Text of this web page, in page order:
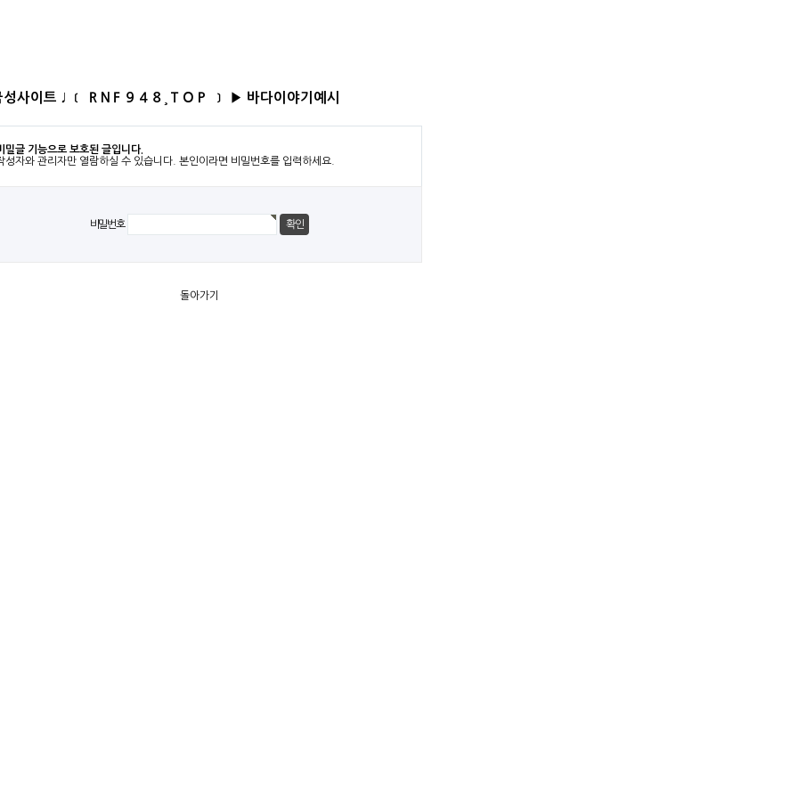
성사이트 ♩ ﹝ ＲNＦ９４８¸ＴＯＰ ﹞ ▶ 바다이야기예시
밀글 기능으로 보호된 글입니다.
성자와 관리자만 열람하실 수 있습니다. 본인이라면 비밀번호를 입력하세요.
비밀번호
돌아가기